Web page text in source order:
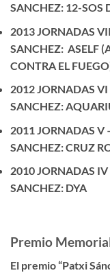
SANCHEZ: 12-SOS
2013 JORNADAS
SANCHEZ: ASELF
CONTRA EL
2012 JORNADAS
SANCHEZ:
2011 JORNADAS V
SANCHEZ: CRUZ
2010 JORNADAS
SANCHEZ: DYA
Premio
El premio “Patxi